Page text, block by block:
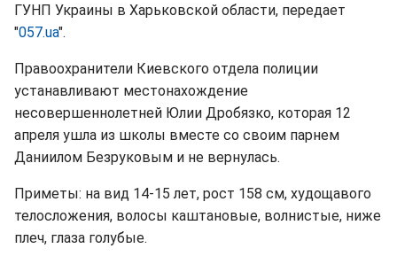
ГУНП Украины в Харьковской области, передает
"057.ua".
Правоохранители Киевского отдела полиции
устанавливают местонахождение
несовершеннолетней Юлии Дробязко, которая 12
апреля ушла из школы вместе со своим парнем
Даниилом Безруковым и не вернулась.
Приметы: на вид 14-15 лет, рост 158 см, худощавого
телосложения, волосы каштановые, волнистые, ниже
плеч, глаза голубые.